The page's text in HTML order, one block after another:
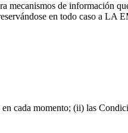
de información
en todo caso a LA
cada momento; (ii) las